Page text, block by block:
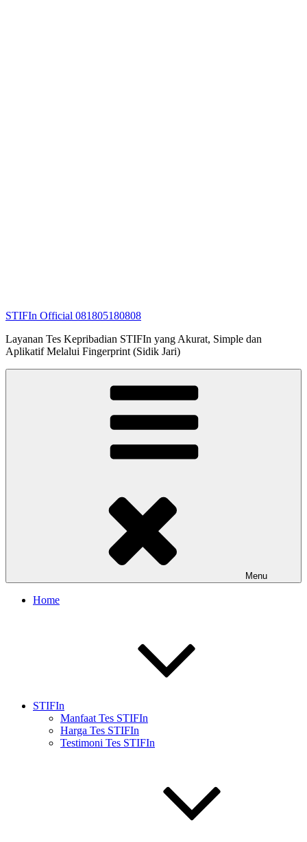
STIFIn Official 081805180808
Layanan Tes Kepribadian STIFIn yang Akurat, Simple dan
Aplikatif Melalui Fingerprint (Sidik Jari)
Menu
Home
STIFIn
Manfaat Tes STIFIn
Harga Tes STIFIn
Testimoni Tes STIFIn